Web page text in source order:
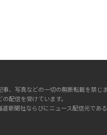
、写真などの一切の無断転載を禁じ
配信を受けています。
道新聞社ならびにニュース配信元であ